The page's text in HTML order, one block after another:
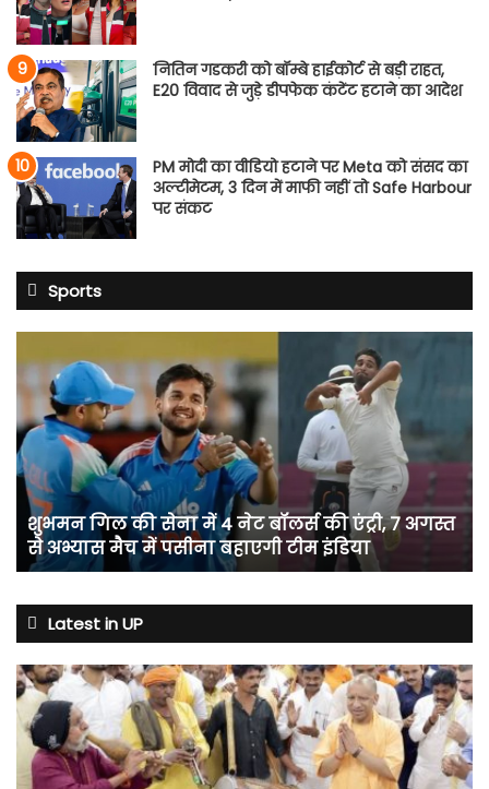
नितिन गडकरी को बॉम्बे हाईकोर्ट से बड़ी राहत,
E20 विवाद से जुड़े डीपफेक कंटेंट हटाने का आदेश
PM मोदी का वीडियो हटाने पर Meta को संसद का
अल्टीमेटम, 3 दिन में माफी नहीं तो Safe Harbour
पर संकट
Sports
गिल
की
में
4
नेट
बॉलर्स
की
एंट्री,
7
अभ्यास
मैच
में
पसीना
बहाएगी
टीम
इंडिया
शुभमन गिल की सेना में 4 नेट बॉलर्स की एंट्री, 7 अगस्त
से अभ्यास मैच में पसीना बहाएगी टीम इंडिया
Latest in UP